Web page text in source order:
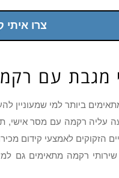
צרו איתי
מגבת עם
ביותר למי
עליה רקמה עם מסר אישי,
הזקוקים לאמצעי קידום
רקמה מתאימים גם